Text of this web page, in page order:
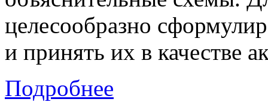
целесообразно
и принять их в качестве
Подробнее